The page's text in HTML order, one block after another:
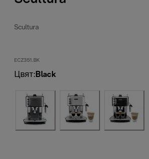
Scultura
ECZ351.BK
Цвят: Black